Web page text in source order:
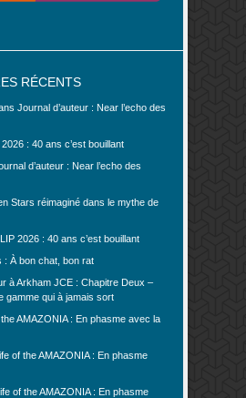
RÉCENTS
Journal d’auteur : Near l’echo des
: 40 ans c’est bouillant
d’auteur : Near l’echo des
Stars réimaginé dans le mythe de
2026 : 40 ans c’est bouillant
: À bon chat, bon rat
à Arkham JCE : Chapitre Deux –
gamme qui à jamais sort
AMAZONIA : En phasme avec la
of the AMAZONIA : En phasme
of the AMAZONIA : En phasme